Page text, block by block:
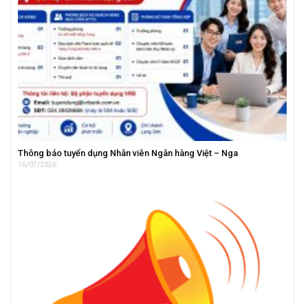
Thông báo tuyển dụng Nhân viên Ngân hàng Việt – Nga
16/07/2026